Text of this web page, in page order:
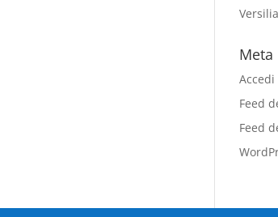
Versilia
Meta
Accedi
Feed
Feed